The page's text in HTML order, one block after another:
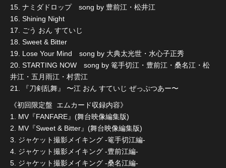
15. ナミダドロップ song by 豊前江・松井江
16. Shining Night
17. ごう おん すていじ
18. Sweet & Bitter
19. Lose Your Mind song by 大典太光世・水心子正秀
20. STARTING NOW song by 篭手切江・豊前江・桑名江・松
井江・五月雨江・村雲江
21. 『刀剣乱舞』 〜江 おん すていじ ぜっぷつあー〜
《初回限定盤 エムカード収録内容》
1. MV『FANFARE』(舞台映像編集版)
2. MV『Sweet & Bitter』(舞台映像編集版)
3. ジャケット撮影メイキング -篭手切江編-
4. ジャケット撮影メイキング -豊前江編-
5. ジャケット撮影メイキング -桑名江編-